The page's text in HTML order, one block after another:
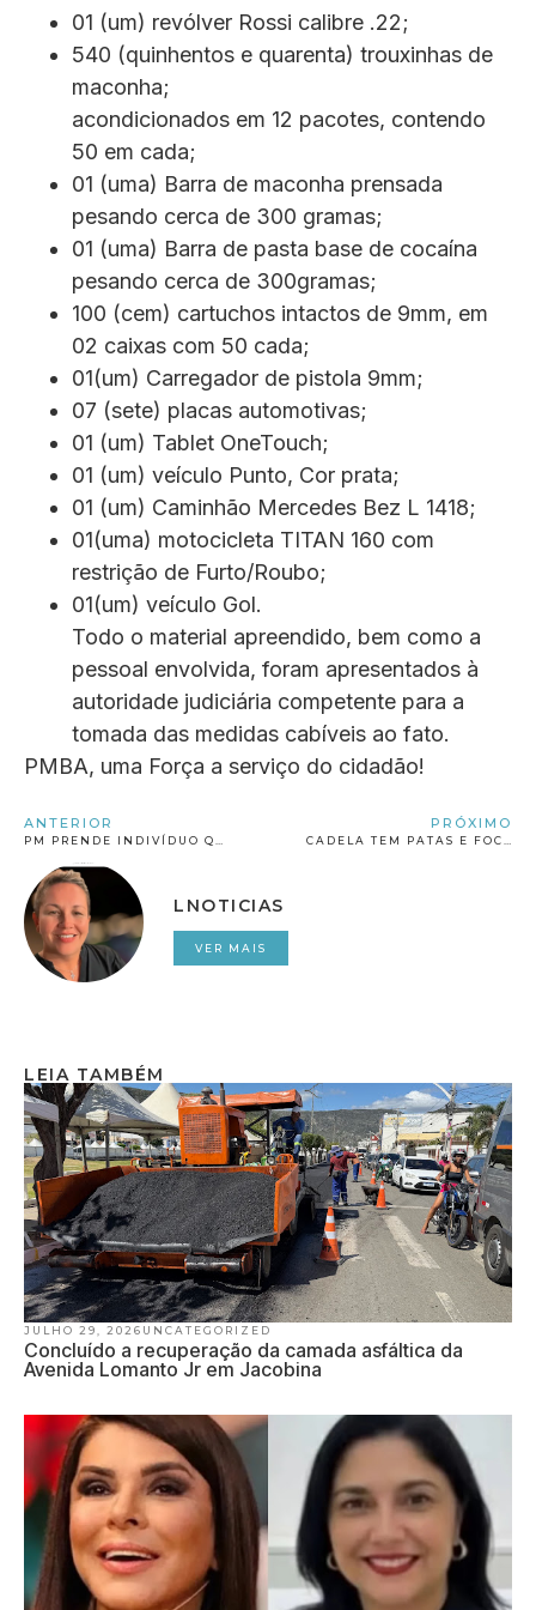
01 (um) revólver Rossi calibre .22;
540 (quinhentos e quarenta) trouxinhas de
maconha;
acondicionados em 12 pacotes, contendo
50 em cada;
01 (uma) Barra de maconha prensada
pesando cerca de 300 gramas;
01 (uma) Barra de pasta base de cocaína
pesando cerca de 300gramas;
100 (cem) cartuchos intactos de 9mm, em
02 caixas com 50 cada;
01(um) Carregador de pistola 9mm;
07 (sete) placas automotivas;
01 (um) Tablet OneTouch;
01 (um) veículo Punto, Cor prata;
01 (um) Caminhão Mercedes Bez L 1418;
01(uma) motocicleta TITAN 160 com
restrição de Furto/Roubo;
01(um) veículo Gol.
Todo o material apreendido, bem como a
pessoal envolvida, foram apresentados à
autoridade judiciária competente para a
tomada das medidas cabíveis ao fato.
PMBA, uma Força a serviço do cidadão!
ANTERIOR PRÓXIMO
LNOTICIAS
VER MAIS
LEIA TAMBÉM
JULHO 29, 2026 UNCATEGORIZED
Concluído a recuperação da camada asfáltica da
Avenida Lomanto Jr em Jacobina